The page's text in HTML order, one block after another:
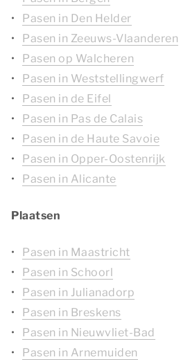
Pasen in Den Helder
Pasen in Zeeuws-Vlaanderen
Pasen op Walcheren
Pasen in Weststellingwerf
Pasen in de Eifel
Pasen in Pas de Calais
Pasen in de Haute Savoie
Pasen in Opper-Oostenrijk
Pasen in Alicante
Plaatsen
Pasen in Maastricht
Pasen in Schoorl
Pasen in Julianadorp
Pasen in Breskens
Pasen in Nieuwvliet-Bad
Pasen in Arnemuiden